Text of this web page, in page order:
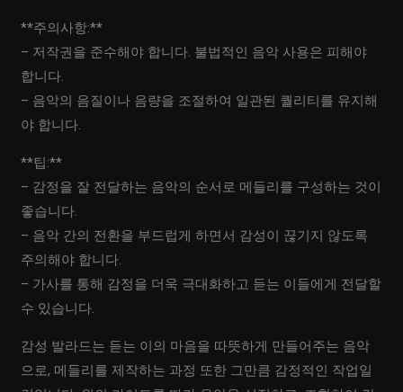
**주의사항:**
– 저작권을 준수해야 합니다. 불법적인 음악 사용은 피해야
합니다.
– 음악의 음질이나 음량을 조절하여 일관된 퀄리티를 유지해
야 합니다.
**팁:**
– 감정을 잘 전달하는 음악의 순서로 메들리를 구성하는 것이
좋습니다.
– 음악 간의 전환을 부드럽게 하면서 감성이 끊기지 않도록
주의해야 합니다.
– 가사를 통해 감정을 더욱 극대화하고 듣는 이들에게 전달할
수 있습니다.
감성 발라드는 듣는 이의 마음을 따뜻하게 만들어주는 음악
으로, 메들리를 제작하는 과정 또한 그만큼 감정적인 작업일